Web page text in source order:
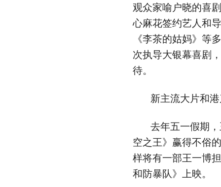
观众家喻户晓的喜
心麻花签约艺人和
《李茶的姑妈》等
次执导大银幕喜剧
待。
新主流大片和
去年五一假期
空之王》赢得不俗
样将有一部王一博
和防暴队》上映。